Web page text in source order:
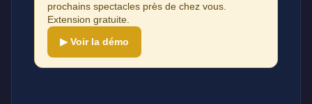
prochains spectacles près de chez vous.
Extension gratuite.
▶ Voir la démo